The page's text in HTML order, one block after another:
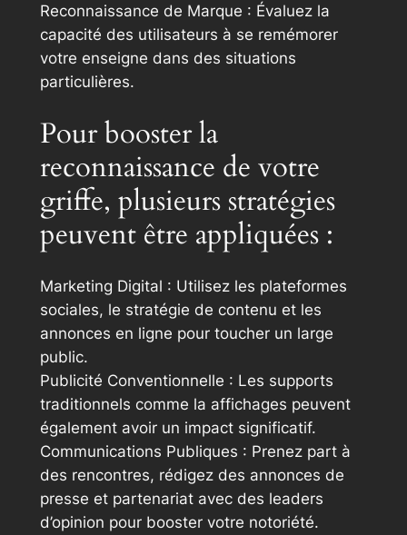
Reconnaissance de Marque : Évaluez la
capacité des utilisateurs à se remémorer
votre enseigne dans des situations
particulières.
Pour booster la
reconnaissance de votre
griffe, plusieurs stratégies
peuvent être appliquées :
Marketing Digital : Utilisez les plateformes
sociales, le stratégie de contenu et les
annonces en ligne pour toucher un large
public.
Publicité Conventionnelle : Les supports
traditionnels comme la affichages peuvent
également avoir un impact significatif.
Communications Publiques : Prenez part à
des rencontres, rédigez des annonces de
presse et partenariat avec des leaders
d’opinion pour booster votre notoriété.